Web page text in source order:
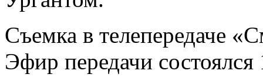
Съемка в телепередаче
Эфир передачи состоялся